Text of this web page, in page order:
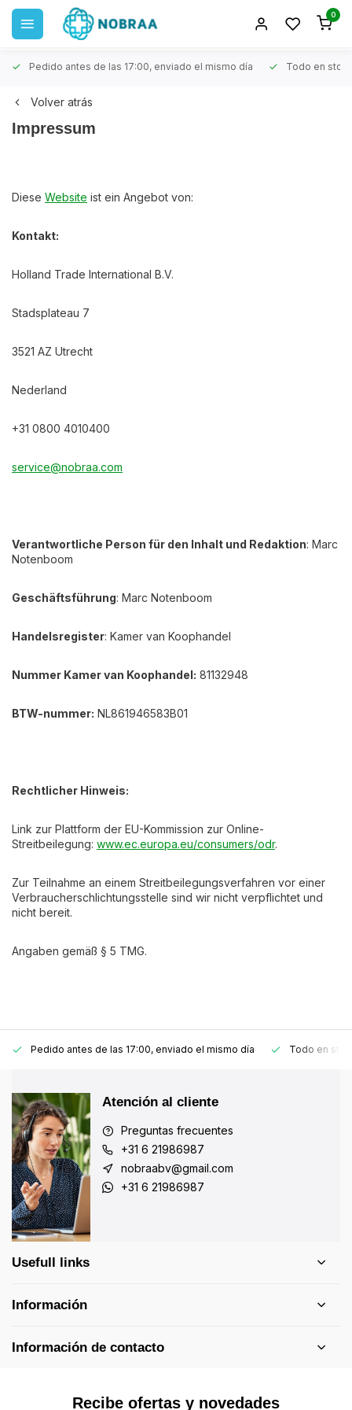
0
Pedido antes de las 17:00, enviado el mismo día Todo en
Volver atrás
Impressum
Diese Website ist ein Angebot von:
Kontakt:
Holland Trade International B.V.
Stadsplateau 7
3521 AZ Utrecht
Nederland
+31 0800 4010400
service@nobraa.com
Verantwortliche Person für den Inhalt und Redaktion: Marc
Notenboom
Geschäftsführung: Marc Notenboom
Handelsregister: Kamer van Koophandel
Nummer Kamer van Koophandel: 81132948
BTW-nummer: NL861946583B01
Rechtlicher Hinweis:
Link zur Plattform der EU-Kommission zur Online-
Streitbeilegung: www.ec.europa.eu/consumers/odr.
Zur Teilnahme an einem Streitbeilegungsverfahren vor einer
Verbraucherschlichtungsstelle sind wir nicht verpflichtet und
nicht bereit.
Angaben gemäß § 5 TMG.
Pedido antes de las 17:00, enviado el mismo día Todo en
Atención al cliente
Preguntas frecuentes
+31 6 21986987
nobraabv@gmail.com
+31 6 21986987
Usefull links
Información
Información de contacto
Recibe ofertas y novedades